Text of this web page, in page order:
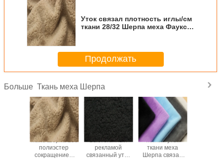
Уток связал плотность иглы/см
ткани 28/32 Шерпа меха Фаукс
Продолжать
Больше Ткань меха Шерпа
Ткань Шерпа 100
полиэстер
сокращением
Выстеганный
рекламой
связанный уток
Мягкий уток
ткани меха
Шерпа связал